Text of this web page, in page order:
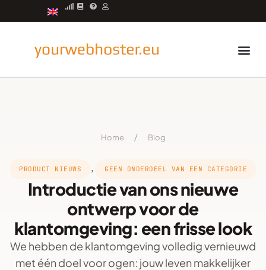
Home / Blog
PRODUCT NIEUWS , GEEN ONDERDEEL VAN EEN CATEGORIE
Introductie van ons nieuwe
ontwerp voor de
klantomgeving: een frisse look
We hebben de klantomgeving volledig vernieuwd
met één doel voor ogen: jouw leven makkelijker